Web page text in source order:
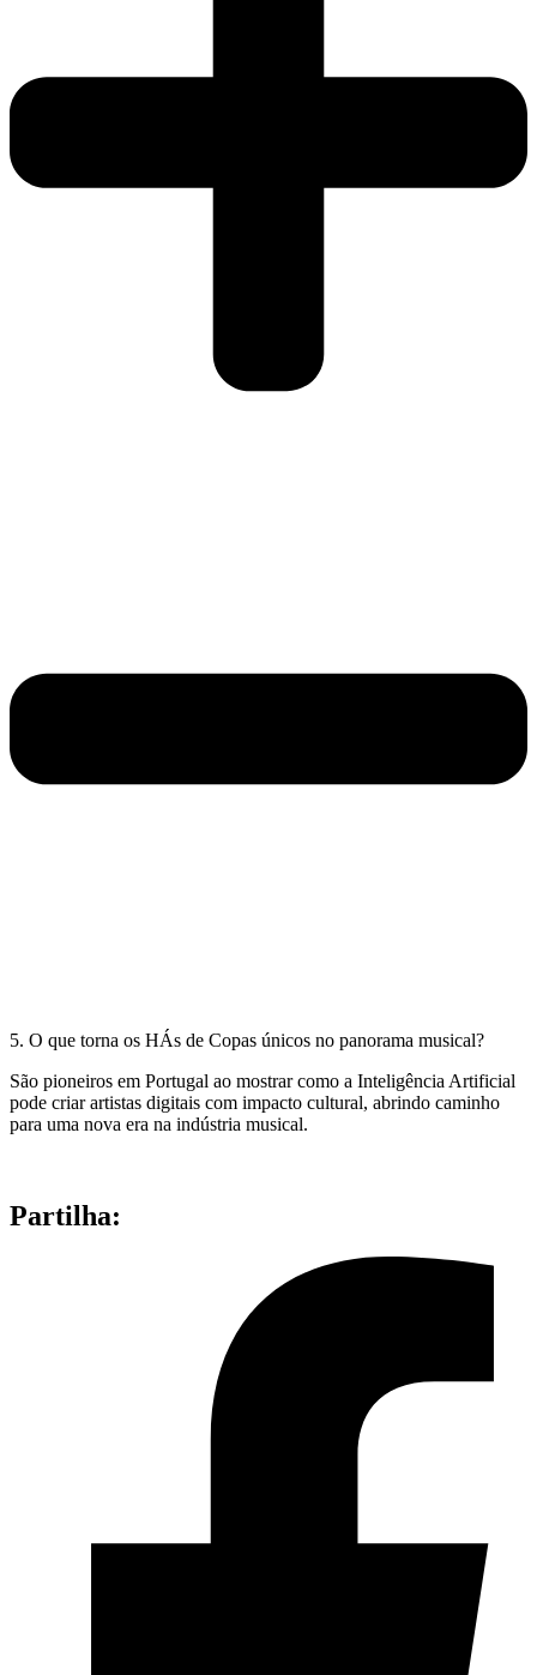
5. O que torna os HÁs de Copas únicos no panorama musical?
São pioneiros em Portugal ao mostrar como a Inteligência Artificial
pode criar artistas digitais com impacto cultural, abrindo caminho
para uma nova era na indústria musical.
Partilha: